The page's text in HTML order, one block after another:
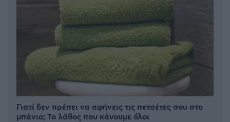
Γιατί δεν πρέπει να αφήνεις τις πετσέτες σου στο
μπάνιο; Το λάθος που κάνουμε όλοι